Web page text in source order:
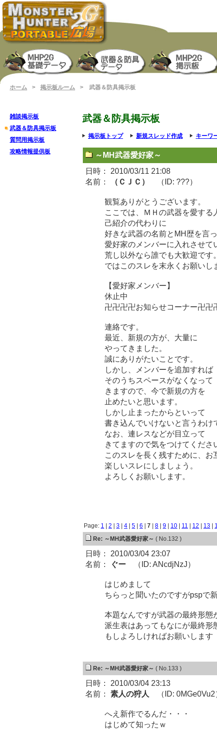
ホーム > 掲示板ルーム > 武器＆防具掲示板
雑談掲示板
武器＆防具掲示板
質問用掲示板
攻略情報提供板
武器＆防具掲示板
掲示板トップ 新規スレッド作成 キーワ
～MH武器愛好家～
日時： 2010/03/11 21:08
名前：
（ＣＪＣ） （ID: ???）
観覧ありがとうございます。
ここでは、ＭＨの武器を愛す
己紹介の代わりに
好きな武器の名前とMH歴を言
愛好家のメンバーに入れさせて
荒し以外なら誰でも大歓迎です
ではこのスレを末永くお願いし
【愛好家メンバー】
休止中
卍卍卍卍お知らせコーナー卍卍
連絡です。
最近、新規の方が、大量に
やってきました。
誠にありがたいことです。
しかし、メンバーを追加すれば
そのうちスペースがなくなって
きますので、今で新規の方を
止めたいと思います。
しかし止まったからといって
書き込んでいけないと言うわ
なお、連レスなどが目立って
きてますので気をつけてくださ
このスレを長く残すために、お
楽しいスレにしましょう。
よろしくお願いしま
Page: 1 2 3 4 5 6 7 8 9 10 11 12 13
Re: ～MH武器愛好家～ ( No.132 )
日時： 2010/03/04 23:07
名前：
ぐー （ID: ANcdjNzJ）
はじめまして
ちらっと聞いたのですがpspで
本題なんですが武器の最終形
派生表はあってもなにが最終
もしよろしければお願いします
Re: ～MH武器愛好家～ ( No.133 )
日時： 2010/03/04 23:13
名前： 素人の狩人 （ID: 0MGe0Vu2
へえ新作でるんだ・・・
はじめて知ったｗ